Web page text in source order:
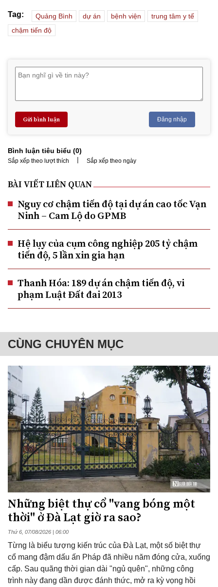
Tag: Quảng Bình dự án bệnh viện
trung tâm y tế
chậm tiến độ
Gửi bình luận Đăng nhập
Bình luận tiêu biểu (0)
Sắp xếp theo lượt thích | Sắp xếp theo ngày
BÀI VIẾT LIÊN QUAN
Nguy cơ chậm tiến độ tại dự án cao tốc Vạn
Ninh – Cam Lộ do GPMB
Hệ lụy của cụm công nghiệp 205 tỷ chậm
tiến độ, 5 lần xin gia hạn
Thanh Hóa: 189 dự án chậm tiến độ, vi
phạm Luật Đất đai 2013
CÙNG CHUYÊN MỤC
Những biệt thự cổ "vang bóng một
thời" ở Đà Lạt giờ ra sao?
Thứ 6, 07/08/2026 | 06:00
Từng là biểu tượng kiến trúc của Đà Lạt, một số biệt thự
cổ mang đậm dấu ấn Pháp đã nhiều năm đóng cửa, xuống
cấp. Sau quãng thời gian dài "ngủ quên", những công
trình này đang dần được đánh thức, mở ra kỳ vọng hồi